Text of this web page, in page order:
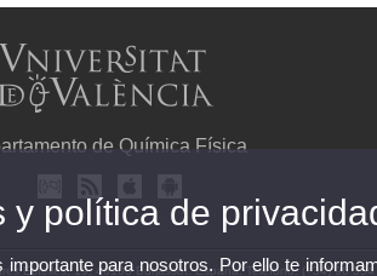
de Química Física
Estellés, 19. 46100 Burjassot. España. Teléfono: (+34) 96 354
y política de
importante para nosotros. Por ello te